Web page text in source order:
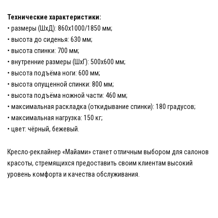
Технические характеристики:
• размеры (ШхД): 860х1000/1850 мм;
• высота до сиденья: 630 мм;
• высота спинки: 700 мм;
• внутренние размеры (ШхГ): 500х600 мм;
• высота подъёма ноги: 600 мм;
• высота опущенной спинки: 800 мм;
• высота подъёма ножной части: 460 мм;
• максимальная раскладка (откидывание спинки): 180 градусов;
• максимальная нагрузка: 150 кг;
• цвет: чёрный, бежевый.
Кресло-реклайнер «Майами» станет отличным выбором для салонов
красоты, стремящихся предоставить своим клиентам высокий
уровень комфорта и качества обслуживания.